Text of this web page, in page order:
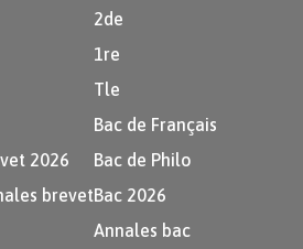
en fonction dans leur
dirige la politique étrangère
les finances et la
Il est composé de
magistrats.
2026
brevet
2de
1re
Tle
Bac de Français
Bac de Philo
Bac 2026
Annales bac